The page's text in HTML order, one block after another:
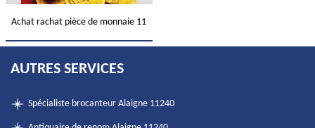
Achat rachat pièce de monnaie 11
AUTRES SERVICES
Spécialiste brocanteur Alaigne 11240